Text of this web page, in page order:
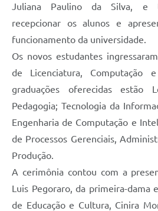
Juliana Paulino da Silva, e
recepcionar os alunos e
funcionamento da universidade.
Os novos estudantes
de Licenciatura, Computação
graduações oferecidas estão
Pedagogia; Tecnologia da
Engenharia de Computação e
de Processos Gerenciais,
Produção.
A cerimônia contou com a
Luis Pegoraro, da primeira-dama
de Educação e Cultura, Cinira